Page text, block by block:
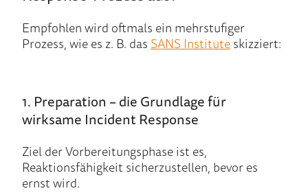
Empfohlen wird oftmals ein mehrstufiger
Prozess, wie es z. B. das SANS Instituteskizziert:
1. Preparation – die Grundlage für
wirksame Incident Response
Ziel der Vorbereitungsphase ist es,
Reaktionsfähigkeit sicherzustellen, bevor es
ernst wird.